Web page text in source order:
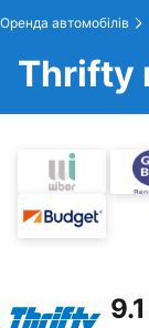
Оренда автомобілів
Thrifty
9.1